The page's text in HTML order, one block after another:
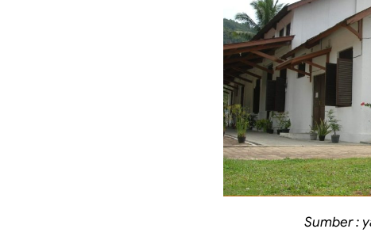
Sumber :